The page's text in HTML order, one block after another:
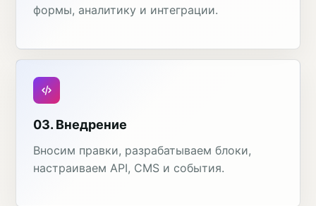
формы, аналитику и интеграции.
03. Внедрение
Вносим правки, разрабатываем блоки,
настраиваем API, CMS и события.